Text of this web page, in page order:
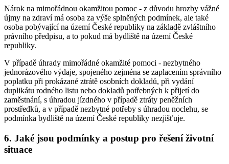
Nárok na mimořádnou okamžitou pomoc - z důvodu hrozby vážné
újmy na zdraví má osoba za výše splněných podmínek, ale také
osoba pobývající na území České republiky na základě zvláštního
právního předpisu, a to pokud má bydliště na území České
republiky.
V případě úhrady mimořádné okamžité pomoci - nezbytného
jednorázového výdaje, spojeného zejména se zaplacením správního
poplatku při prokázané ztrátě osobních dokladů, při vydání
duplikátu rodného listu nebo dokladů potřebných k přijetí do
zaměstnání, s úhradou jízdného v případě ztráty peněžních
prostředků, a v případě nezbytné potřeby s úhradou noclehu, se
podmínka bydliště na území České republiky nezjišťuje.
6. Jaké jsou podmínky a postup pro řešení životní
situace